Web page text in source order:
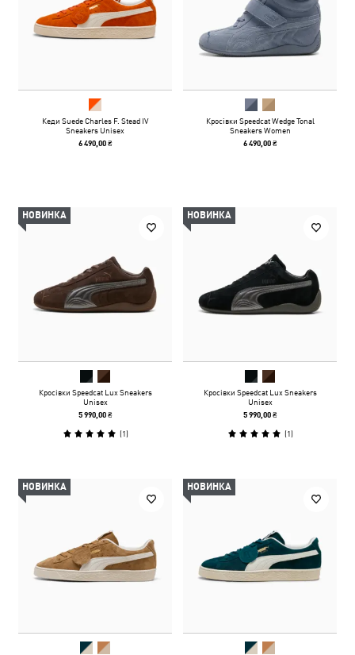
Кеди Suede Charles F. Stead IV
Sneakers Unisex
6 490,00 ₴
Кросівки Speedcat Wedge Tonal
Sneakers Women
6 490,00 ₴
НОВИНКА
Кросівки Speedcat Lux Sneakers
Unisex
5 990,00 ₴
(1)
НОВИНКА
Кросівки Speedcat Lux Sneakers
Unisex
5 990,00 ₴
(1)
НОВИНКА НОВИНКА